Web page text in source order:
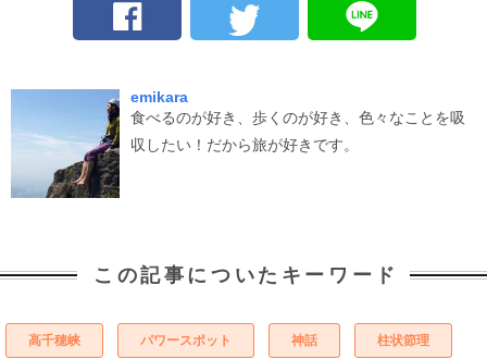
emikara
食べるのが好き、歩くのが好き、色々なことを吸
収したい！だから旅が好きです。
この記事についたキーワード
高千穂峡 パワースポット 神話 柱状節理